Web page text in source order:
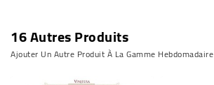
16 Autres Produits
Ajouter Un Autre Produit À La Gamme Hebdomadaire